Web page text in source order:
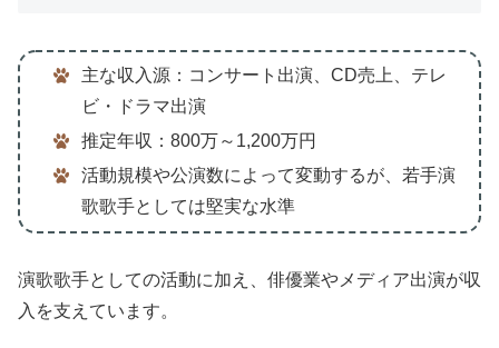
主な収入源：コンサート出演、CD売上、テレ
ビ・ドラマ出演
推定年収：800万～1,200万円
活動規模や公演数によって変動するが、若手演
歌歌手としては堅実な水準
演歌歌手としての活動に加え、俳優業やメディア出演が収
入を支えています。